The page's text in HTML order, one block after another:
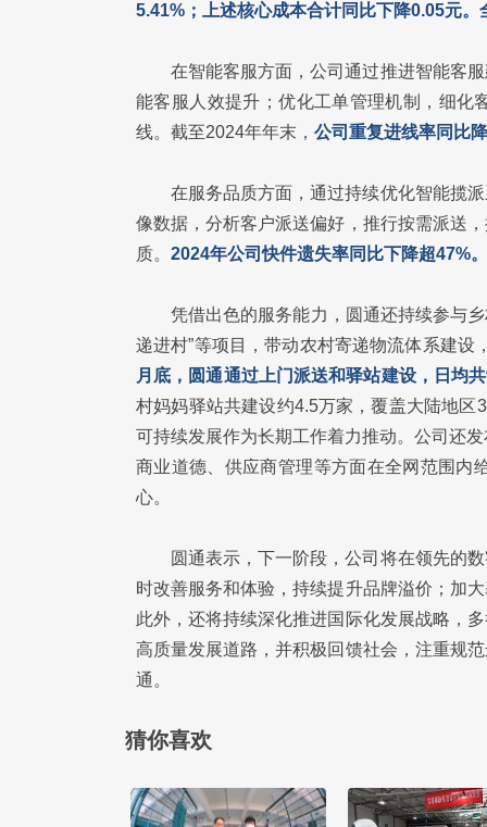
5.41%；上述核心成本合计同比下降0.05元
在智能客服方面，公司通过推进智能客
能客服人效提升；优化工单管理机制，细化
线。截至2024年年末， 公司重复进线率同比
在服务品质方面，通过持续优化智能揽
像数据，分析客户派送偏好，推行按需派送
质。 2024年公司快件遗失率同比下降超47%。
凭借出色的服务能力，圆通还持续参与
递进村”等项目，带动农村寄递物流体系建
月底，圆通通过上门派送和驿站建设，日均
村妈妈驿站共建设约4.5万家，覆盖大陆地
可持续发展作为长期工作着力推动。公司还
商业道德、供应商管理等方面在全网范围内
心。
圆通表示，下一阶段，公司将在领先的
时改善服务和体验，持续提升品牌溢价；加
此外，还将持续深化推进国际化发展战略，
高质量发展道路，并积极回馈社会，注重规
通。
猜你喜欢